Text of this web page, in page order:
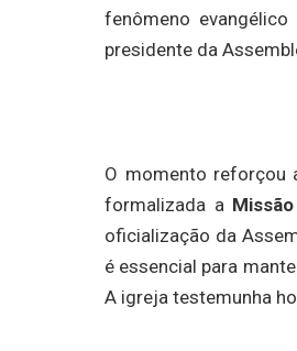
fenômeno
presidente da
O momento reforçou
formalizada a
oficialização da
é essencial para
A igreja testemunha